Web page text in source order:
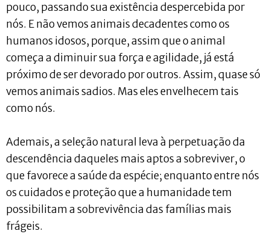
pouco, passando sua existência despercebida por
nós. E não vemos animais decadentes como os
humanos idosos, porque, assim que o animal
começa a diminuir sua força e agilidade, já está
próximo de ser devorado por outros. Assim, quase só
vemos animais sadios. Mas eles envelhecem tais
como nós.
Ademais, a seleção natural leva à perpetuação da
descendência daqueles mais aptos a sobreviver, o
que favorece a saúde da espécie; enquanto entre nós
os cuidados e proteção que a humanidade tem
possibilitam a sobrevivência das famílias mais
frágeis.